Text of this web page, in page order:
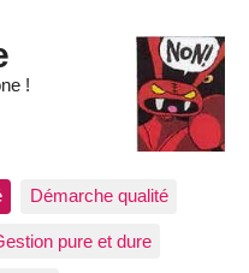
!
Démarche qualité
pure et dure